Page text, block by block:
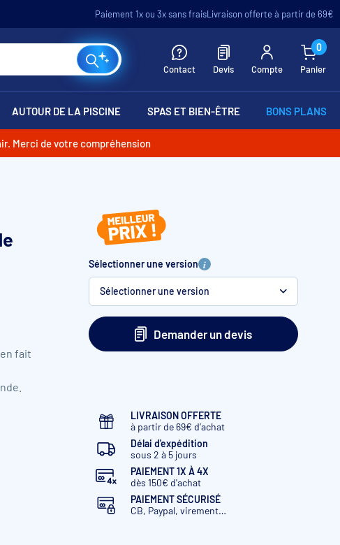
Paiement 1x ou 3x sans fraisLivraison offerte à partir de 69€
Contact Devis Compte
0
Panier
AUTOUR DE LA PISCINE SPAS ET BIEN-ÊTRE BONS PLANS
Merci de votre compréhension
fait
Sélectionner une version
Sélectionner une version
Dimensions bâche 6,60 x 3,60m
Pour bassin :
8 x 4m
Dimensions bâche 9,60 x 4,60m
9 x 4m
Dimensions bâche 9,60 x 5,10m
9 x 4,50m
Demander un devis
LIVRAISON OFFERTE
à partir de 69€ d’achat
Délai d'expédition
sous 2 à 5 jours
PAIEMENT 1X À 4X
dès 150€ d'achat
PAIEMENT SÉCURISÉ
CB, Paypal, virement…